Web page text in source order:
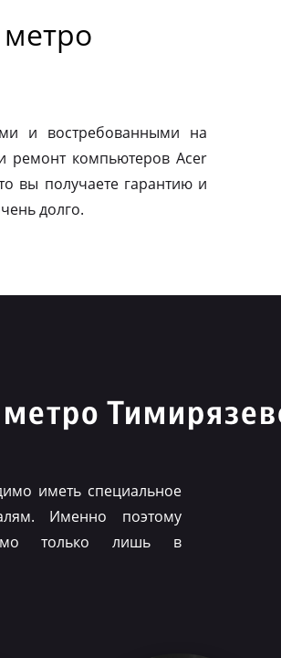
и востребованными на
ремонт компьютеров Acer
вы получаете гарантию и
долго.
иметь специальное
Именно поэтому
только лишь в